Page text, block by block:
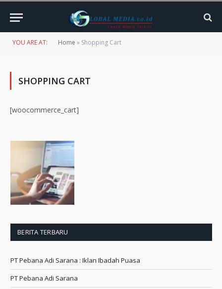
YOU ARE AT: Home » Shopping Cart
SHOPPING CART
[woocommerce_cart]
BERITA TERBARU
PT Pebana Adi Sarana : Iklan Ibadah Puasa
PT Pebana Adi Sarana